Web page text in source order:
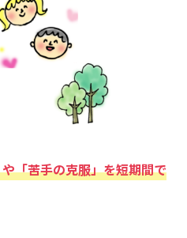
「苦手の克服」を短期間で